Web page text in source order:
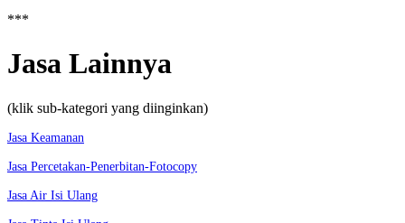
***
Jasa Lainnya
(klik sub-kategori yang diinginkan)
Jasa Keamanan
Jasa Percetakan-Penerbitan-Fotocopy
Jasa Air Isi Ulang